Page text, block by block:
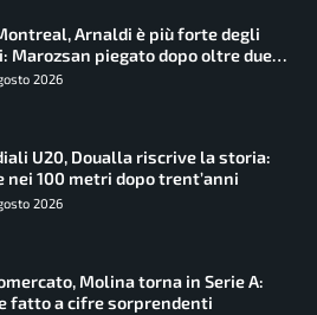
Arnaldi è più forte degli
Marozsan piegato dopo oltre due
2026
U20, Doualla riscrive la storia:
nei 100 metri dopo trent’anni
2026
Molina torna in Serie A:
fatto a cifre sorprendenti